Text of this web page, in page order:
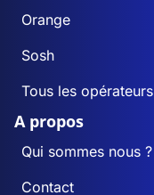
Orange
Sosh
Tous les opérateurs
A propos
Qui sommes nous ?
Contact